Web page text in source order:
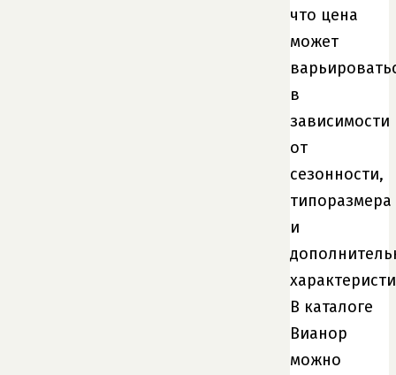
что цена
может
в
зависимости
от
сезонности,
типоразмера
и
В каталоге
Вианор
можно